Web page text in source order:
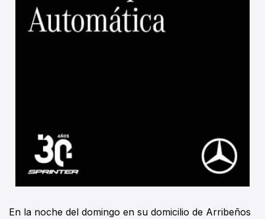
En la noche del domingo en su domicilio de Arribeños